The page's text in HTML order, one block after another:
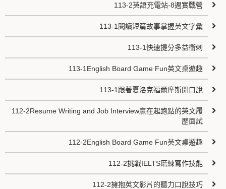
113-2英語充電站-8週實戰營
113-1閱讀短篇故事掌握英文字彙
113-1快速提分多益衝刺
113-1English Board Game Fun英文桌遊趣
113-1跟著夏洛克福爾摩斯開口說
112-2Resume Writing and Job Interview贏在起跑點的英文履
歷面試
112-2English Board Game Fun英文桌遊趣
112-2挑戰IELTS磨練寫作技能
112-2擁抱英文影片的聽力口說技巧